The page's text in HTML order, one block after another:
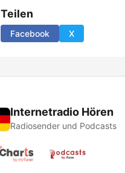
Teilen
Facebook X
Internetradio Hören
Radiosender und Podcasts